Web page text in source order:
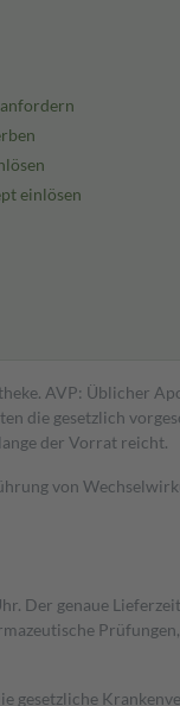
einlösen
AVP: Üblicher
gesetzlich
der Vorrat reicht.
von
Der genaue